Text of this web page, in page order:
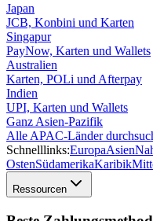
Japan
JCB, Konbini und Karten
Singapur
PayNow, Karten und Wallets
Australien
Karten, POLi und Afterpay
Indien
UPI, Karten und Wallets
Ganz Asien-Pazifik
Alle APAC-Länder
Schnelllinks:EuropaAsien
OstenSüdamerikaKaribik
Ressourcen